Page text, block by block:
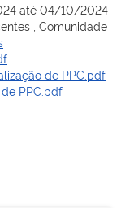
até 04/10/2024
, Comunidade
de PPC.pdf
PPC.pdf